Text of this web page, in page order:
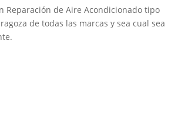
Reparación de Aire Acondicionado tipo
de todas las marcas y sea cual sea